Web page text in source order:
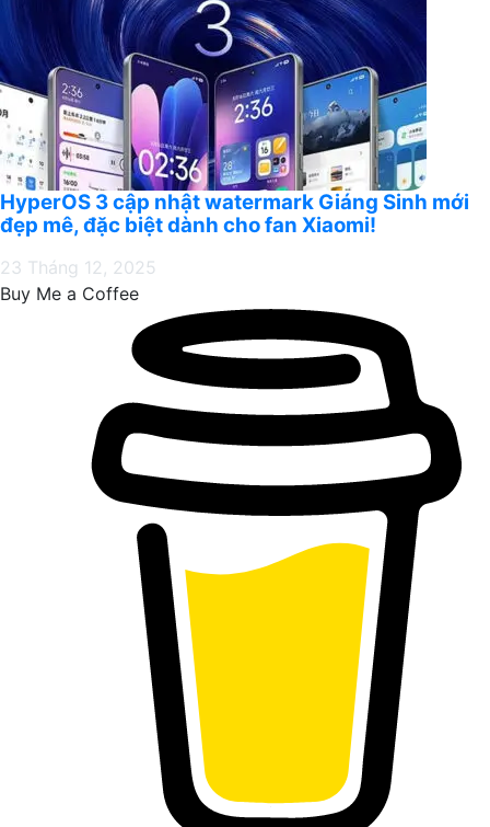
HyperOS 3 cập nhật watermark Giáng Sinh mới
đẹp mê, đặc biệt dành cho fan Xiaomi!
23 Tháng 12, 2025
Buy Me a Coffee